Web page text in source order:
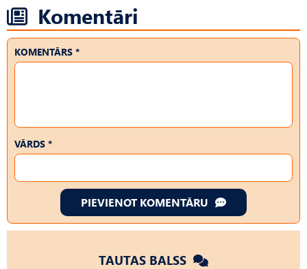
Komentāri
KOMENTĀRS *
VĀRDS *
PIEVIENOT KOMENTĀRU
TAUTAS BALSS